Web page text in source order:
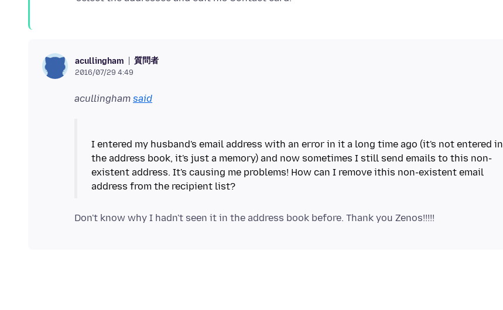
acullingham 質問者
2016/07/29 4:49
acullingham said
I entered my husband's email address with an error in it a long time ago (it's not entered in
the address book, it's just a memory) and now sometimes I still send emails to this non-
existent address. It's causing me problems! How can I remove ithis non-existent email